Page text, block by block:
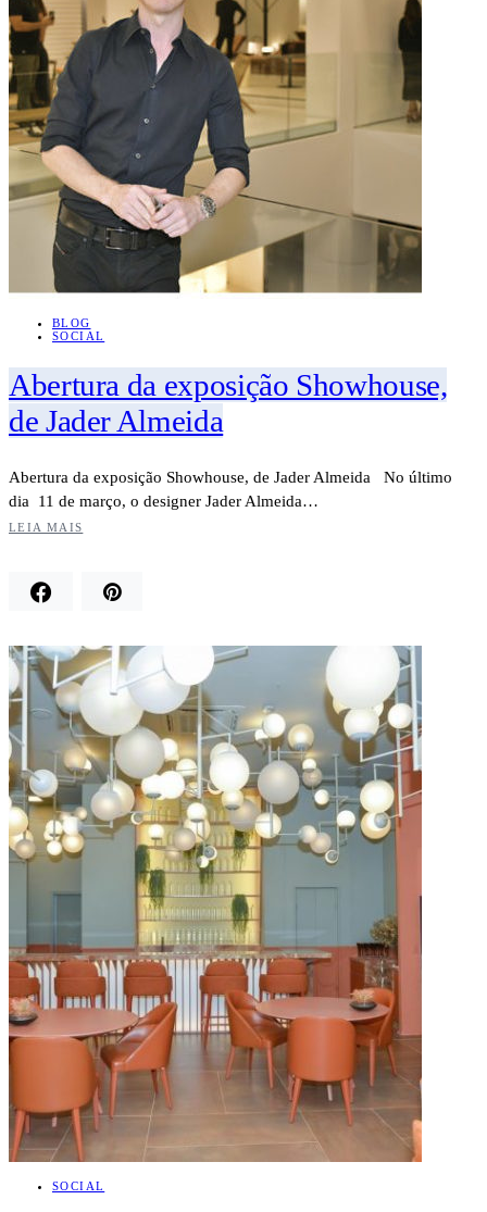
BLOG
SOCIAL
Abertura da exposição Showhouse,
de Jader Almeida
Abertura da exposição Showhouse, de Jader Almeida No último
dia 11 de março, o designer Jader Almeida…
LEIA MAIS
SOCIAL